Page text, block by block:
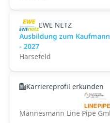
EWE NETZ
Ausbildung zum
- 2027
Harsefeld
Karriereprofil erkunden
Mannesmann Line Pipe